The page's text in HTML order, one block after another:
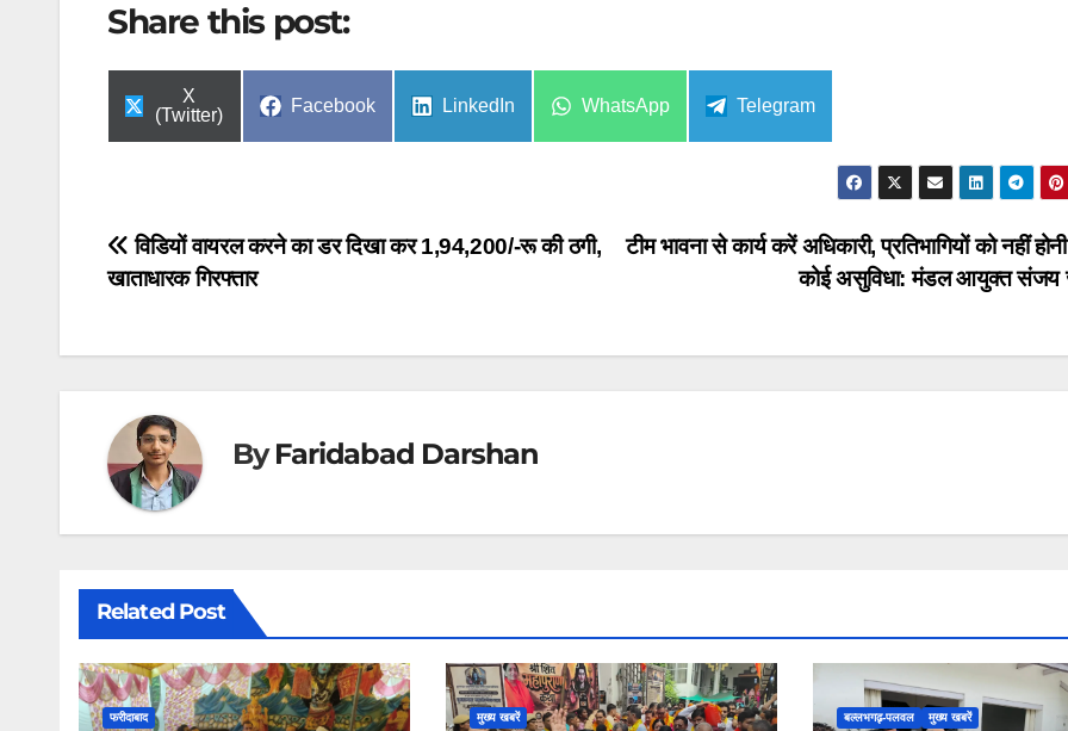
Share this post:
Share
on
X
(Twitter)
Share
Facebook
Share
LinkedIn
Share
WhatsApp
Share
Telegram
Post
टीम भावना से कार्य करें अधिकारी, प्रतिभागियों को नहीं
कोई असुविधा: मंडल आयुक्त संजय
विडियों वायरल करने का डर दिखा कर 1,94,200/-रू की ठगी,
खाताधारक गिरफ्तार
ByFaridabad Darshan
Related Post
फरीदाबाद मुख्य खबरें बल्लभगढ़़-पलवल मुख्य खबरें